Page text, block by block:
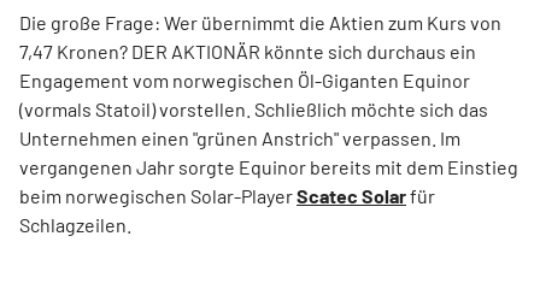
Die große Frage: Wer übernimmt die Aktien zum Kurs von
7,47 Kronen? DER AKTIONÄR könnte sich durchaus ein
Engagement vom norwegischen Öl-Giganten Equinor
(vormals Statoil) vorstellen. Schließlich möchte sich das
Unternehmen einen "grünen Anstrich" verpassen. Im
vergangenen Jahr sorgte Equinor bereits mit dem Einstieg
beim norwegischen Solar-PlayerScatec Solarfür
Schlagzeilen.